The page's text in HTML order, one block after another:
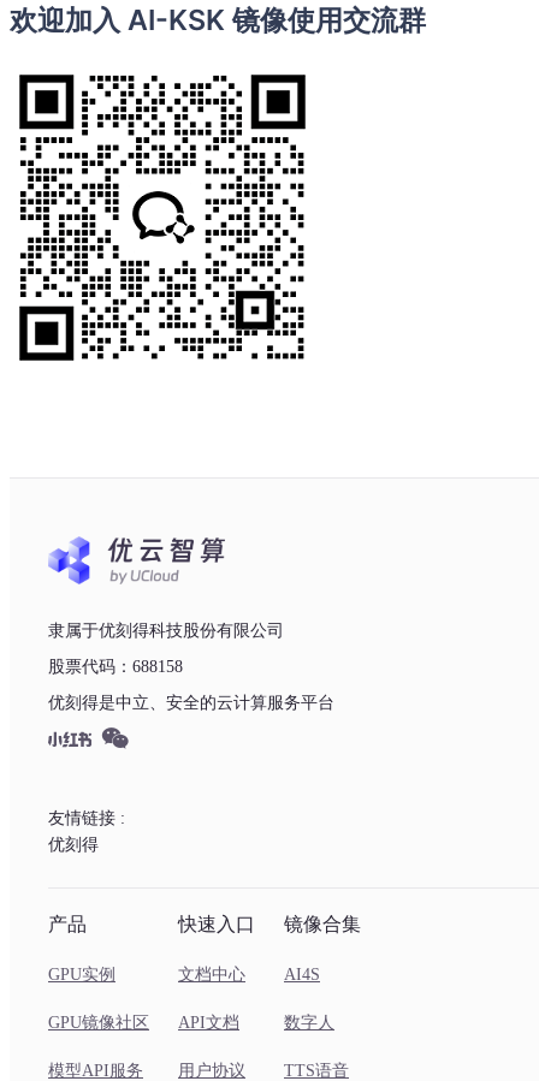
欢迎加入 AI-KSK 镜像使用交流群
隶属于优刻得科技股份有限公司
股票代码：688158
优刻得是中立、安全的云计算服务平台
友情链接 :
优刻得
产品
GPU实例
GPU镜像社区
模型API服务
快速入口
文档中心
API文档
用户协议
镜像合集
AI4S
数字人
TTS语音